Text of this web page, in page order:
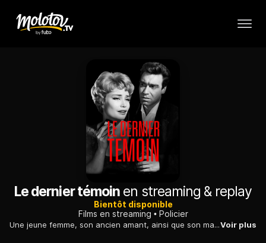
Le dernier témoin en streaming & replay
Bientôt disponible
Films en streaming
Policier
Une jeune femme, son ancien amant, ainsi que son mari sont suspectés d'avoir assassiné l'enfant de la belle...Voir plus